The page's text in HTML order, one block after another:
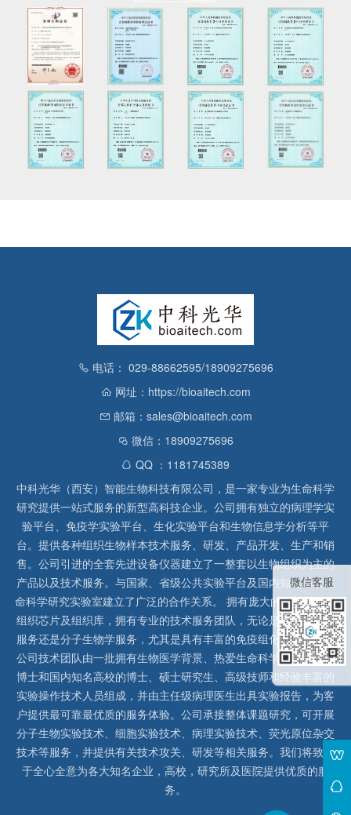
电话： 029-88662595/18909275696
网址：https://bioaitech.com
邮箱：sales@bioaitech.com
微信：18909275696
QQ ：1181745389
中科光华（西安）智能生物科技有限公司，是一家专业为生命科学
研究提供一站式服务的新型高科技企业。公司拥有独立的病理学实
验平台、免疫学实验平台、生化实验平台和生物信息学分析等平
台。提供各种组织生物样本技术服务、研发、产品开发、生产和销
售。公司引进的全套先进设备仪器建立了一整套以生物组织为主的
产品以及技术服务。与国家、省级公共实验平台及国内知名高校生
命科学研究实验室建立了广泛的合作关系。 拥有庞大的石蜡、冰冻
组织芯片及组织库，拥有专业的技术服务团队，无论是形态病理学
服务还是分子生物学服务，尤其是具有丰富的免疫组化实验经验，
公司技术团队由一批拥有生物医学背景、热爱生命科学研究的留美
博士和国内知名高校的博士、硕士研究生、高级技师和经验丰富的
实验操作技术人员组成，并由主任级病理医生出具实验报告，为客
户提供最可靠最优质的服务体验。公司承接整体课题研究，可开展
分子生物实验技术、细胞实验技术、病理实验技术、荧光原位杂交
技术等服务，并提供有关技术攻关、研发等相关服务。我们将致力
于全心全意为各大知名企业，高校，研究所及医院提供优质的服
务。
微信客服